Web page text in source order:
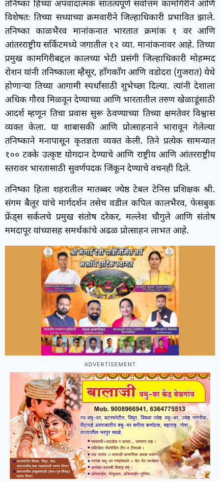
तनिष्का हिच्या अपवादात्मक सातत्यपूर्ण सर्वोत्तम कामगिरीने आणि
विशेषतः तिच्या सध्याच्या क्रमवारीने जिल्हाधिकारी प्रभावित झाले.
तनिष्का काळभैरव मानांकनात भारतात क्रमांक १ वर आणि
आंतरराष्ट्रीय सर्किटमध्ये जगातील १२ व्या. मानांकनावर आहे. तिच्या
प्रमुख कामगिरीबद्दल कालच्या भेटी प्रसंगी जिल्हाधिकारी मोहम्मद
रोशन यांनी तनिष्काला म्हैसूर, हाँगकाँग आणि वडोदरा (गुजरात) येथे
होणाऱ्या तिच्या आगामी स्पर्धांसाठी शुभेच्छा दिल्या. त्यांनी देशाला
अधिक गौरव मिळवून देण्याच्या आणि भारतातील तरुण खेळाडूंसाठी
आदर्श म्हणून तिचा प्रवास सुरू ठेवण्याच्या तिच्या क्षमतेवर विश्वास
व्यक्त केला. या शाबासकी आणि प्रोत्साहनाने भारावून गेलेल्या
तनिष्काने मनापासून कृतज्ञता व्यक्त केली. तिने प्रत्येक सामन्यात
१०० टक्के उत्कृष्ट योगदान देण्याचे आणि राष्ट्रीय आणि आंतरराष्ट्रीय
स्तरावर भारतासाठी सुवर्णपदक जिंकून देण्याचे वचनही दिले.
तनिष्का हिला शहरातील मातब्बर ज्येष्ठ टेबल टेनिस प्रशिक्षक श्री.
संगम बैलूर यांचे मार्गदर्शन तसेच वडील कपिल कालभैरव, फेसबुक
फ्रेंड्स सर्कलचे प्रमुख संतोष दरेकर, मल्लेश चौगुले आणि संतोष
ममदापूर यांच्यासह समर्थकांचे अढळ प्रोत्साहन लाभत आहे.
ADVERTISEMENT